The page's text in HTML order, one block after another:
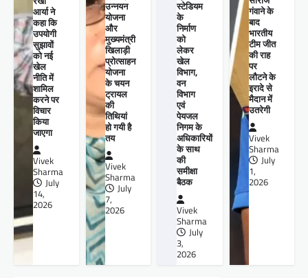
आर्या ने
कहा कि
उपयोगी
सुझावों
को नई
खेल
नीति में
शामिल
करने पर
विचार
किया
जाएगा
Vivek
Sharma
July
14,
2026
उन्नयन
योजना
और
मुख्यमंत्री
खिलाड़ी
प्रोत्साहन
योजना
के चयन
ट्रायल
की
तिथियां
हो गयी है
तय
Vivek
Sharma
July
7,
2026
स्टेडियम
के
निर्माण
को
लेकर
खेल
विभाग,
वन
विभाग
एवं
पेयजल
निगम के
अधिकारियों
के साथ
की
समीक्षा
बैठक
Vivek
Sharma
July
3,
2026
गंवाने के
बाद
भारतीय
टीम जीत
की राह
पर
लौटने के
इरादे से
मैदान में
उतरेगी
Vivek
Sharma
July
1,
2026